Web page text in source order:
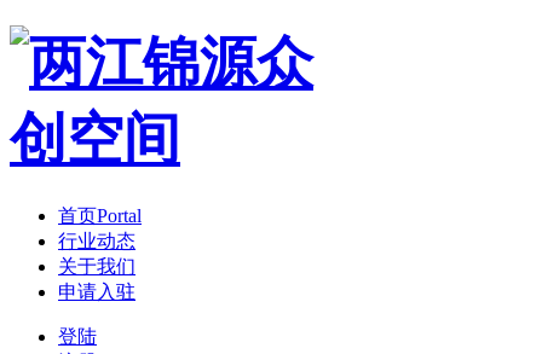
首页Portal
行业动态
关于我们
申请入驻
登陆